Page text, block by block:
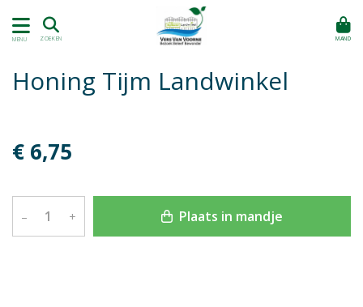
MENU ZOEKEN MAND
Honing Tijm Landwinkel
€ 6,75
– + Plaats in mandje